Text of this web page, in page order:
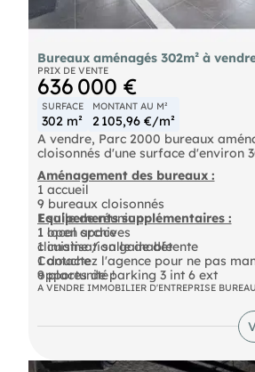
Bureaux aménagés 302m² à
PRIX DE VENTE
636 000 €
SURFACE
302 m²
MONTANT AU M²
2 105,96 €/m²
A vendre, Parc 2000 bureaux
cloisonnés d'une surface d'environ
Aménagement des bureaux :
1 accueil
9 bureaux cloisonnés
1 salle de réunion
1 open space
1 cuisine / salle de détente
1 douche
9 places de parking 3 int 6 ext
Equipements supplémentaires :
1 local archives
climatisation gainable
Contactez l'agence pour ne pas manquer pas cette
opportunité !
A VENDRE IMMOBILIER D'ENTREPRISE